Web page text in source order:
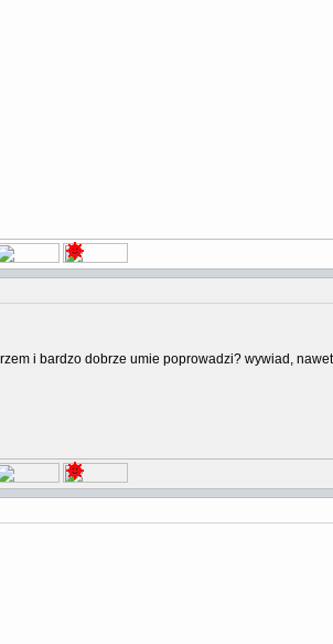
i bardzo dobrze umie poprowadzi? wywiad,